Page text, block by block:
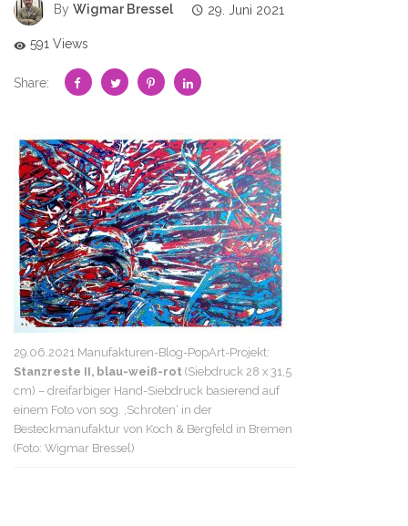
By Wigmar Bressel 29. Juni 2021
591 Views
Share:
29.06.2021 Manufakturen-Blog-PopArt-Projekt:
Stanzreste II, blau-weiß-rot (Siebdruck 28 x 31,5
cm) – dreifarbiger Hand-Siebdruck basierend auf
einem Foto von sog. ‚Schroten‘ in der
Besteckmanufaktur von Koch & Bergfeld in Bremen
(Foto: Wigmar Bressel)